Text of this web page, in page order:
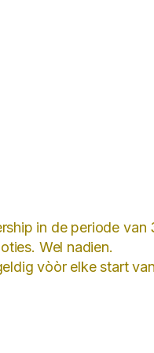
in de periode
Wel nadien.
vòòr elke start